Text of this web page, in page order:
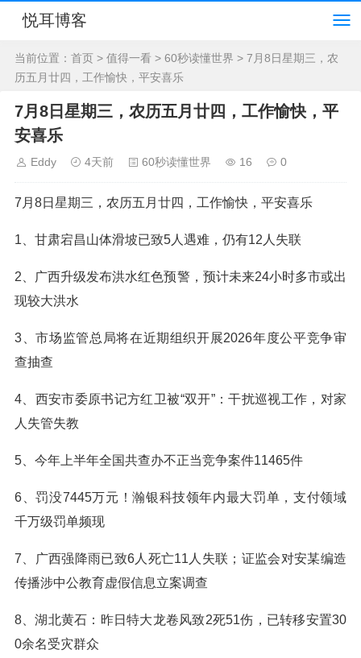
悦耳博客
当前位置： 首页 > 值得一看 > 60秒读懂世界 > 7月8日星期三，农
历五月廿四，工作愉快，平安喜乐
7月8日星期三，农历五月廿四，工作愉快，平
安喜乐
Eddy 4天前 60秒读懂世界 16 0
7月8日星期三，农历五月廿四，工作愉快，平安喜乐
1、甘肃宕昌山体滑坡已致5人遇难，仍有12人失联
2、广西升级发布洪水红色预警，预计未来24小时多市或出
现较大洪水
3、市场监管总局将在近期组织开展2026年度公平竞争审
查抽查
4、西安市委原书记方红卫被“双开”：干扰巡视工作，对家
人失管失教
5、今年上半年全国共查办不正当竞争案件11465件
6、罚没7445万元！瀚银科技领年内最大罚单，支付领域
千万级罚单频现
7、广西强降雨已致6人死亡11人失联；证监会对安某编造
传播涉中公教育虚假信息立案调查
8、湖北黄石：昨日特大龙卷风致2死51伤，已转移安置30
0余名受灾群众